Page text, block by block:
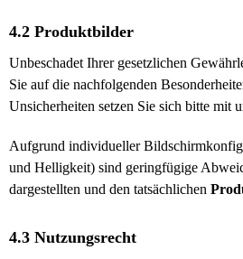
4.2 Produktbilder
Unbeschadet Ihrer gesetzlichen
Sie auf die nachfolgenden
Unsicherheiten setzen Sie sich bitte mit
Aufgrund individueller
und Helligkeit) sind geringfügige
dargestellten und den tatsächlichen
4.3 Nutzungsrecht